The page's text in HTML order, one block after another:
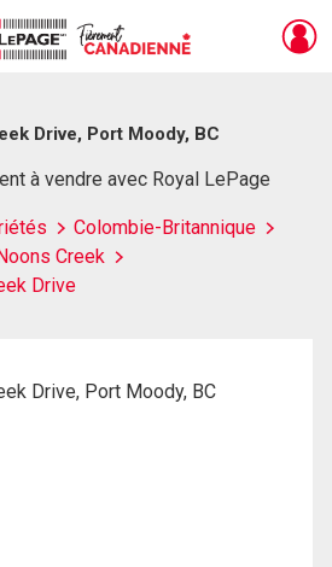
Drive, Port Moody, BC
à vendre avec Royal LePage
Colombie-Britannique
Creek
Drive